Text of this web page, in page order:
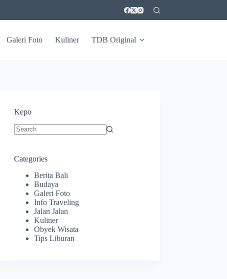
Galeri Foto Kuliner TDB Original
Kepo
Categories
Berita Bali
Budaya
Galeri Foto
Info Traveling
Jalan Jalan
Kuliner
Obyek Wisata
Tips Liburan